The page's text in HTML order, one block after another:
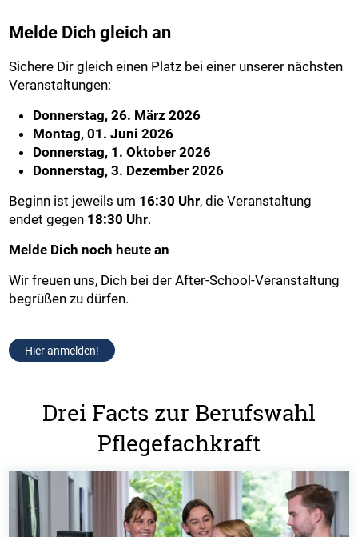
Melde Dich gleich an
Sichere Dir gleich einen Platz bei einer unserer nächsten
Veranstaltungen:
Donnerstag, 26. März 2026
Montag, 01. Juni 2026
Donnerstag, 1. Oktober 2026
Donnerstag, 3. Dezember 2026
Beginn ist jeweils um 16:30 Uhr, die Veranstaltung
endet gegen 18:30 Uhr.
Melde Dich noch heute an
Wir freuen uns, Dich bei der After-School-Veranstaltung
begrüßen zu dürfen.
Hier anmelden!
Drei Facts zur Berufswahl
Pflegefachkraft